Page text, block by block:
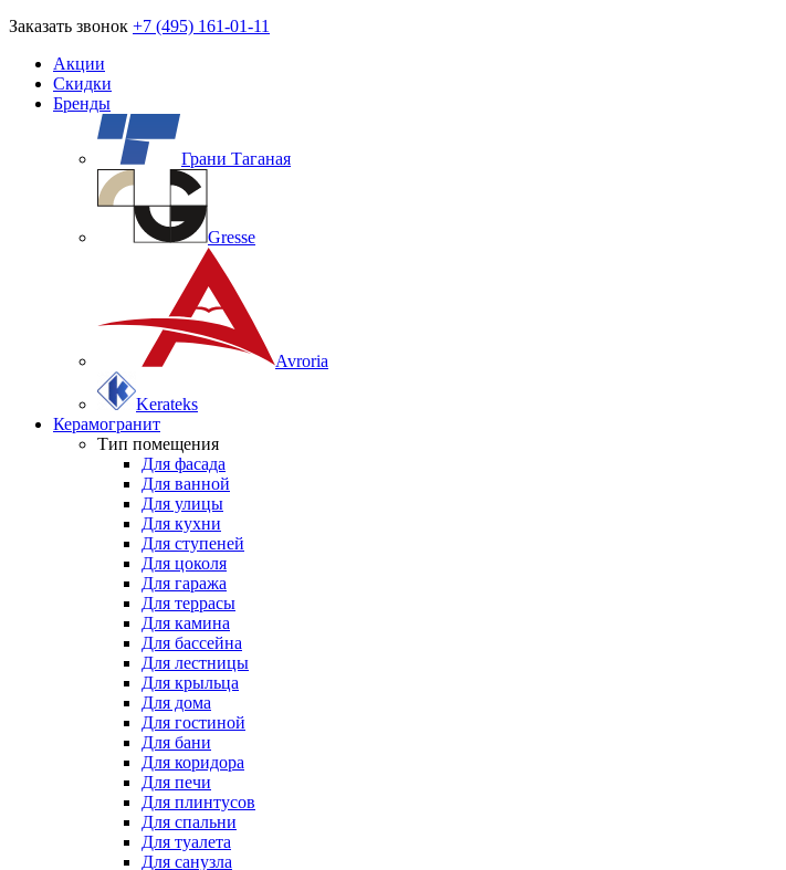
Заказать звонок +7 (495) 161-01-11
Акции
Скидки
Бренды
Грани Таганая
Gresse
Avroria
Kerateks
Керамогранит
Тип помещения
Для фасада
Для ванной
Для улицы
Для кухни
Для ступеней
Для цоколя
Для гаража
Для террасы
Для камина
Для бассейна
Для лестницы
Для крыльца
Для дома
Для гостиной
Для бани
Для коридора
Для печи
Для плинтусов
Для спальни
Для туалета
Для санузла